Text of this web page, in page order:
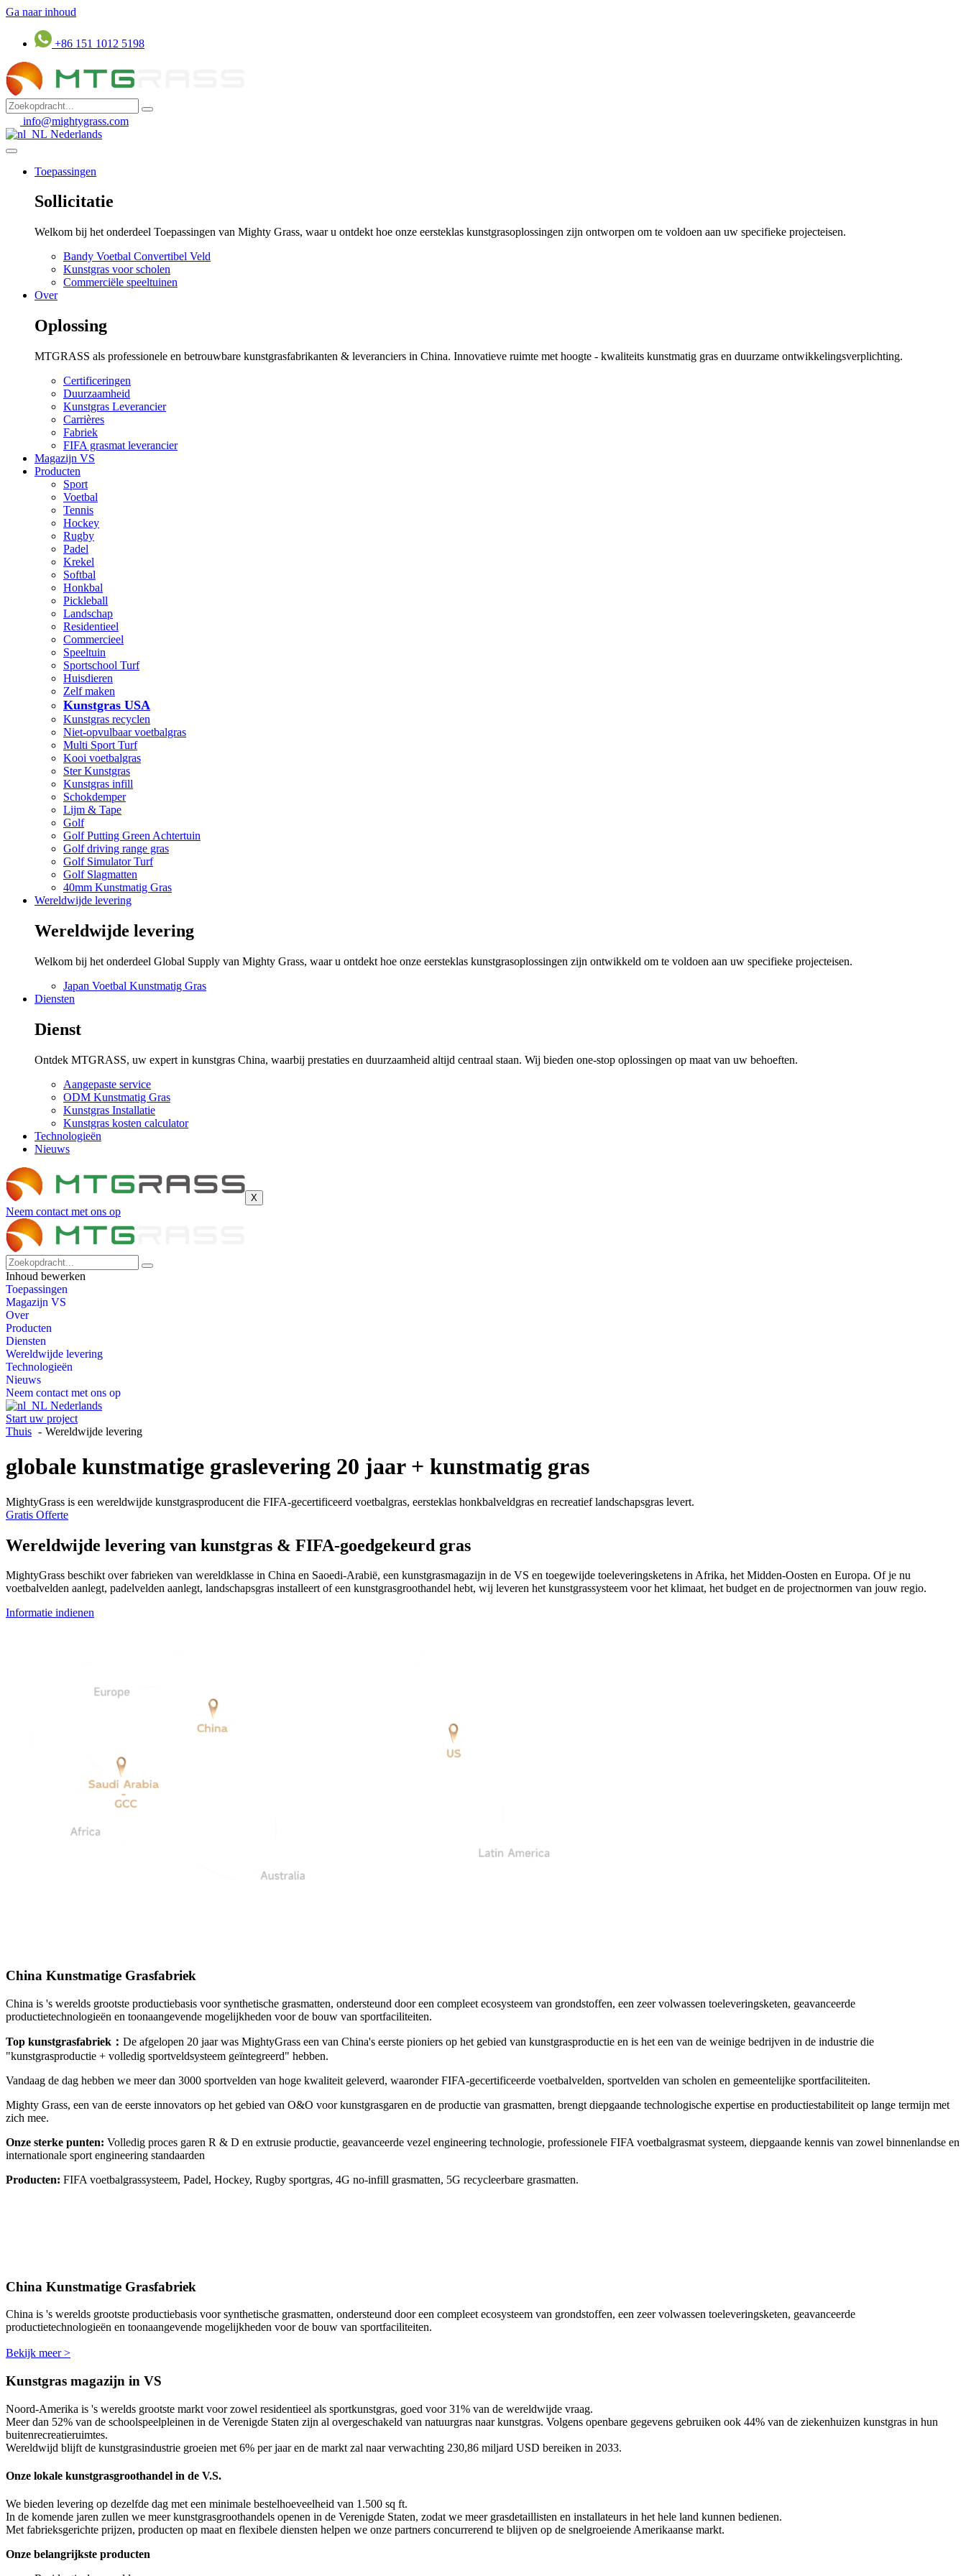
Ga naar inhoud
+86 151 1012 5198
info@mightygrass.com
Nederlands
Toepassingen
Sollicitatie
Welkom bij het onderdeel Toepassingen van Mighty Grass, waar u ontdekt hoe onze eersteklas kunstgrasoplossingen zijn ontworpen om te voldoen aan uw specifieke projecteisen.
Bandy Voetbal Convertibel Veld
Kunstgras voor scholen
Commerciële speeltuinen
Over
Oplossing
MTGRASS als professionele en betrouwbare kunstgrasfabrikanten & leveranciers in China. Innovatieve ruimte met hoogte - kwaliteits kunstmatig gras en duurzame ontwikkelingsverplichting.
Certificeringen
Duurzaamheid
Kunstgras Leverancier
Carrières
Fabriek
FIFA grasmat leverancier
Magazijn VS
Producten
Sport
Voetbal
Tennis
Hockey
Rugby
Padel
Krekel
Softbal
Honkbal
Pickleball
Landschap
Residentieel
Commercieel
Speeltuin
Sportschool Turf
Huisdieren
Zelf maken
Kunstgras USA
Kunstgras recyclen
Niet-opvulbaar voetbalgras
Multi Sport Turf
Kooi voetbalgras
Ster Kunstgras
Kunstgras infill
Schokdemper
Lijm & Tape
Golf
Golf Putting Green Achtertuin
Golf driving range gras
Golf Simulator Turf
Golf Slagmatten
40mm Kunstmatig Gras
Wereldwijde levering
Wereldwijde levering
Welkom bij het onderdeel Global Supply van Mighty Grass, waar u ontdekt hoe onze eersteklas kunstgrasoplossingen zijn ontwikkeld om te voldoen aan uw specifieke projecteisen.
Japan Voetbal Kunstmatig Gras
Diensten
Dienst
Ontdek MTGRASS, uw expert in kunstgras China, waarbij prestaties en duurzaamheid altijd centraal staan. Wij bieden one-stop oplossingen op maat van uw behoeften.
Aangepaste service
ODM Kunstmatig Gras
Kunstgras Installatie
Kunstgras kosten calculator
Technologieën
Nieuws
X
Neem contact met ons op
Inhoud bewerken
Toepassingen
Magazijn VS
Over
Producten
Diensten
Wereldwijde levering
Technologieën
Nieuws
Neem contact met ons op
Nederlands
Start uw project
Thuis
Wereldwijde levering
globale kunstmatige graslevering 20 jaar + kunstmatig gras
MightyGrass is een wereldwijde kunstgrasproducent die FIFA-gecertificeerd voetbalgras, eersteklas honkbalveldgras en recreatief landschapsgras levert.
Gratis Offerte
Wereldwijde levering van kunstgras & FIFA-goedgekeurd gras
MightyGrass beschikt over fabrieken van wereldklasse in China en Saoedi-Arabië, een kunstgrasmagazijn in de VS en toegewijde toeleveringsketens in Afrika, het Midden-Oosten en Europa. Of je nu
voetbalvelden aanlegt, padelvelden aanlegt, landschapsgras installeert of een kunstgrasgroothandel hebt, wij leveren het kunstgrassysteem voor het klimaat, het budget en de projectnormen van jouw regio.
Informatie indienen
China Kunstmatige Grasfabriek
China is 's werelds grootste productiebasis voor synthetische grasmatten, ondersteund door een compleet ecosysteem van grondstoffen, een zeer volwassen toeleveringsketen, geavanceerde
productietechnologieën en toonaangevende mogelijkheden voor de bouw van sportfaciliteiten.
Top kunstgrasfabriek： De afgelopen 20 jaar was MightyGrass een van China's eerste pioniers op het gebied van kunstgrasproductie en is het een van de weinige bedrijven in de industrie die
"kunstgrasproductie + volledig sportveldsysteem geïntegreerd" hebben.
Vandaag de dag hebben we meer dan 3000 sportvelden van hoge kwaliteit geleverd, waaronder FIFA-gecertificeerde voetbalvelden, sportvelden van scholen en gemeentelijke sportfaciliteiten.
Mighty Grass, een van de eerste innovators op het gebied van O&O voor kunstgrasgaren en de productie van grasmatten, brengt diepgaande technologische expertise en productiestabiliteit op lange termijn met
zich mee.
Onze sterke punten: Volledig proces garen R & D en extrusie productie, geavanceerde vezel engineering technologie, professionele FIFA voetbalgrasmat systeem, diepgaande kennis van zowel binnenlandse en
internationale sport engineering standaarden
Producten: FIFA voetbalgrassysteem, Padel, Hockey, Rugby sportgras, 4G no-infill grasmatten, 5G recycleerbare grasmatten.
China Kunstmatige Grasfabriek
China is 's werelds grootste productiebasis voor synthetische grasmatten, ondersteund door een compleet ecosysteem van grondstoffen, een zeer volwassen toeleveringsketen, geavanceerde
productietechnologieën en toonaangevende mogelijkheden voor de bouw van sportfaciliteiten.
Bekijk meer >
Kunstgras magazijn in VS
Noord-Amerika is 's werelds grootste markt voor zowel residentieel als sportkunstgras, goed voor 31% van de wereldwijde vraag.
Meer dan 52% van de schoolspeelpleinen in de Verenigde Staten zijn al overgeschakeld van natuurgras naar kunstgras. Volgens openbare gegevens gebruiken ook 44% van de ziekenhuizen kunstgras in hun
buitenrecreatieruimtes.
Wereldwijd blijft de kunstgrasindustrie groeien met 6% per jaar en de markt zal naar verwachting 230,86 miljard USD bereiken in 2033.
Onze lokale kunstgrasgroothandel in de V.S.
We bieden levering op dezelfde dag met een minimale bestelhoeveelheid van 1.500 sq ft.
In de komende jaren zullen we meer kunstgrasgroothandels openen in de Verenigde Staten, zodat we meer grasdetaillisten en installateurs in het hele land kunnen bedienen.
Met fabrieksgerichte prijzen, producten op maat en flexibele diensten helpen we onze partners concurrerend te blijven op de snelgroeiende Amerikaanse markt.
Onze belangrijkste producten